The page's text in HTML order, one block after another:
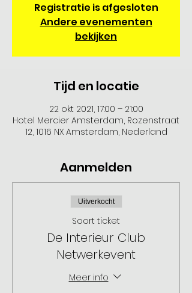
Registratie is afgesloten
Andere evenementen
bekijken
Tijd en locatie
22 okt 2021, 17:00 – 21:00
Hotel Mercier Amsterdam, Rozenstraat
12, 1016 NX Amsterdam, Nederland
Aanmelden
Uitverkocht
Soort ticket
De Interieur Club
Netwerkevent
Meer info